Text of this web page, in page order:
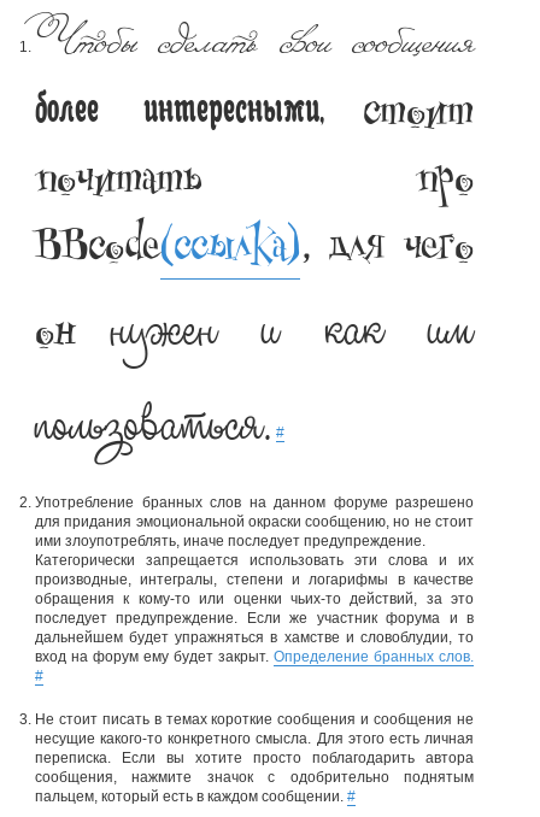
Чтобы сделать свои сообщения
более интересными,
стоит
почитать про
BBcode(ссылка), для чего
он нужен и как им
пользоваться. #
Употребление бранных слов на данном форуме разрешено
для придания эмоциональной окраски сообщению, но не стоит
ими злоупотреблять, иначе последует предупреждение.
Категорически запрещается использовать эти слова и их
производные, интегралы, степени и логарифмы в качестве
обращения к кому-то или оценки чьих-то действий, за это
последует предупреждение. Если же участник форума и в
дальнейшем будет упражняться в хамстве и словоблудии, то
вход на форум ему будет закрыт. Определение бранных слов.
#
Не стоит писать в темах короткие сообщения и сообщения не
несущие какого-то конкретного смысла. Для этого есть личная
переписка. Если вы хотите просто поблагодарить автора
сообщения, нажмите значок с одобрительно поднятым
пальцем, который есть в каждом сообщении. #